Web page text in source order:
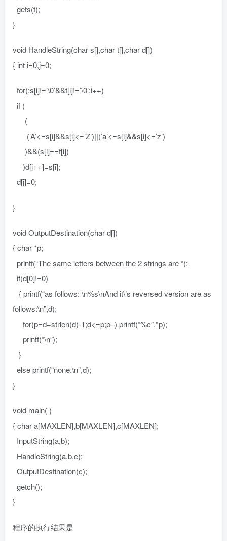
gets(t);
}
void HandleString(char s[],char t[],char d[])
{ int i=0,j=0;
for(;s[i]!=’\0’&&t[i]!=’\0’;i++)
if (
(
(’A’<=s[i]&&s[i]<=’Z’)||(’a’<=s[i]&&s[i]<=’z’)
)&&(s[i]==t[i])
)d[j++]=s[i];
d[j]=0;
}
void OutputDestination(char d[])
{ char *p;
printf(“The same letters between the 2 strings are “);
if(d[0]!=0)
{ printf(“as follows: \n%s\nAnd it\’s reversed version are as
follows:\n”,d);
for(p=d+strlen(d)-1;d<=p;p–) printf(“%c”,*p);
printf(“\n”);
}
else printf(“none.\n”,d);
}
void main( )
{ char a[MAXLEN],b[MAXLEN],c[MAXLEN];
InputString(a,b);
HandleString(a,b,c);
OutputDestination(c);
getch();
}
程序的执行结果是